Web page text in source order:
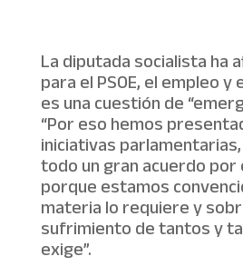
La diputada socialista ha
para el PSOE, el empleo
es una cuestión de
“Por eso hemos
iniciativas
todo un gran acuerdo por
porque estamos
materia lo requiere y
sufrimiento de tantos y
exige”.